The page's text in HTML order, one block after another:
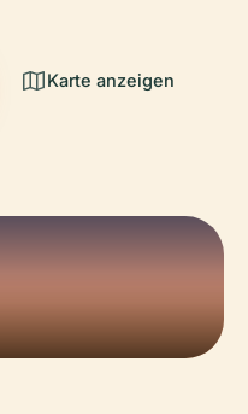
Karte anzeigen